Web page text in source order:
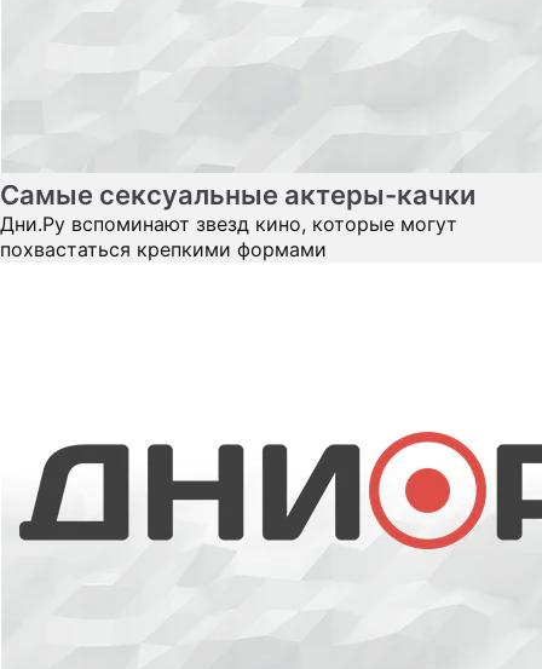
Самые сексуальные актеры-качки
Звезды с идеальным телом и лицом
Дни.Ру представляют подборку знаменитостей, на